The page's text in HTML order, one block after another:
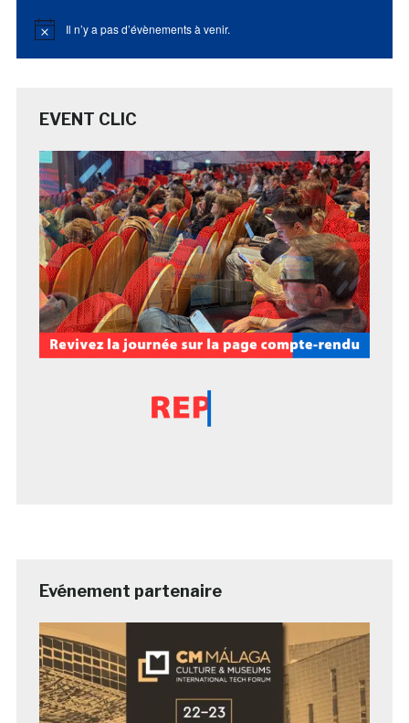
Notice Il n’y a pas d’évènements à venir.
EVENT CLIC
Evénement partenaire